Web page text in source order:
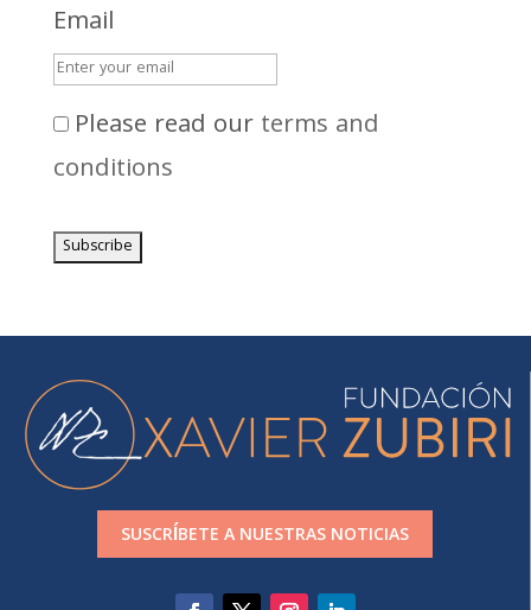
Email
Please read our terms and
conditions
SUSCRÍBETE A NUESTRAS NOTICIAS